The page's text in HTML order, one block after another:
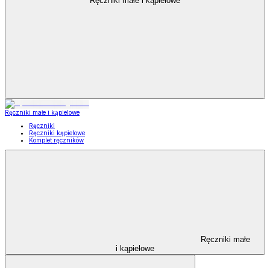
Ręczniki małe i kąpielowe
Ręczniki
Ręczniki kąpielowe
Komplet ręczników
Ręczniki małe
i kąpielowe